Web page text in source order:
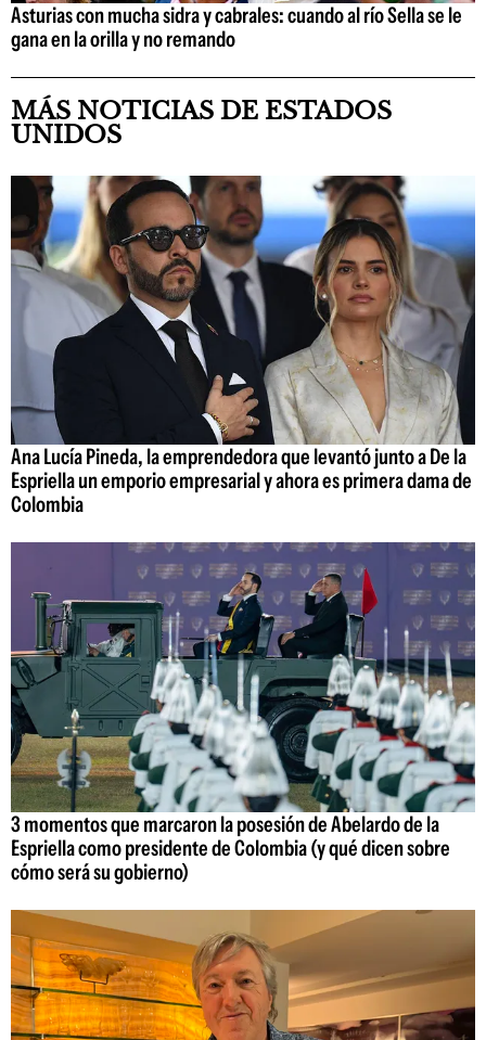
Asturias con mucha sidra y cabrales: cuando al río Sella se le
gana en la orilla y no remando
MÁS NOTICIAS DE ESTADOS
UNIDOS
Ana Lucía Pineda, la emprendedora que levantó junto a De la
Espriella un emporio empresarial y ahora es primera dama de
Colombia
3 momentos que marcaron la posesión de Abelardo de la
Espriella como presidente de Colombia (y qué dicen sobre
cómo será su gobierno)